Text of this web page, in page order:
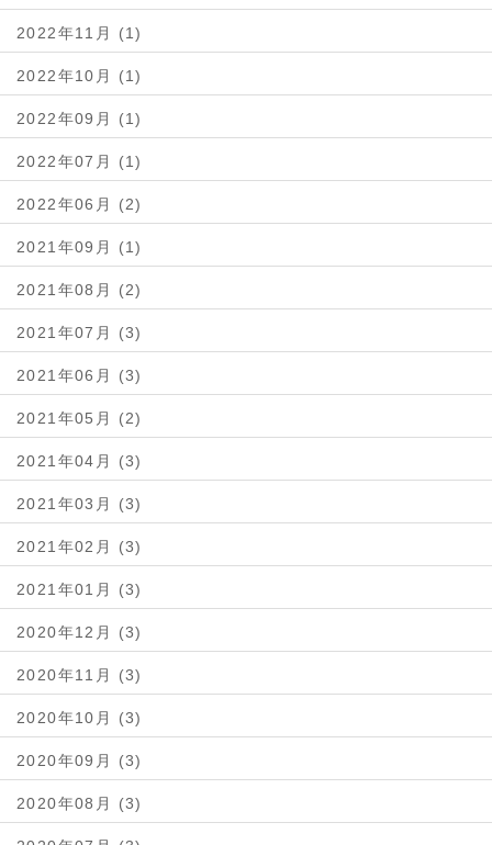
2022年11月 (1)
2022年10月 (1)
2022年09月 (1)
2022年07月 (1)
2022年06月 (2)
2021年09月 (1)
2021年08月 (2)
2021年07月 (3)
2021年06月 (3)
2021年05月 (2)
2021年04月 (3)
2021年03月 (3)
2021年02月 (3)
2021年01月 (3)
2020年12月 (3)
2020年11月 (3)
2020年10月 (3)
2020年09月 (3)
2020年08月 (3)